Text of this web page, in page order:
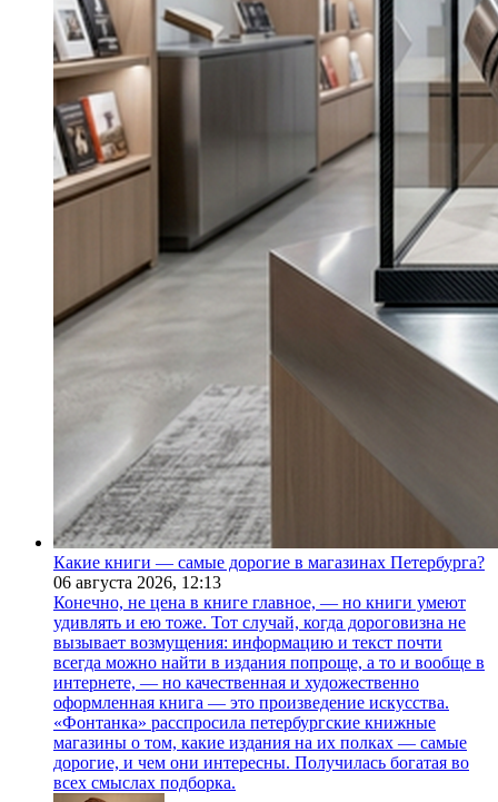
Какие книги — самые дорогие в магазинах Петербурга?
06 августа 2026, 12:13
Конечно, не цена в книге главное, — но книги умеют
удивлять и ею тоже. Тот случай, когда дороговизна не
вызывает возмущения: информацию и текст почти
всегда можно найти в издания попроще, а то и вообще в
интернете, — но качественная и художественно
оформленная книга — это произведение искусства.
«Фонтанка» расспросила петербургские книжные
магазины о том, какие издания на их полках — самые
дорогие, и чем они интересны. Получилась богатая во
всех смыслах подборка.